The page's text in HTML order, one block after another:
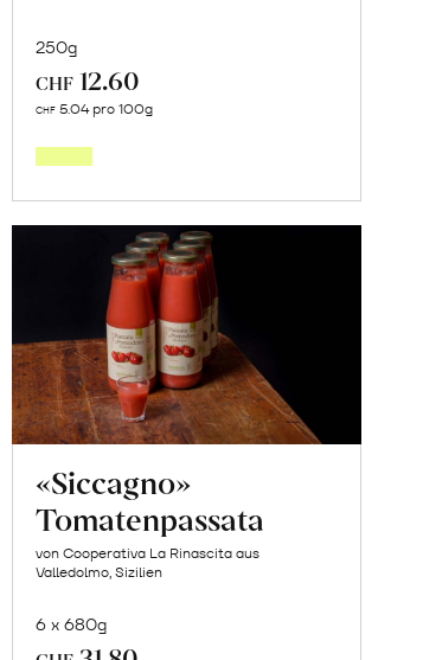
250g
CHF 12.60
CHF 5.04 pro 100g
«Siccagno»
Tomatenpassata
von Cooperativa La Rinascita aus
Valledolmo, Sizilien
6 x 680g